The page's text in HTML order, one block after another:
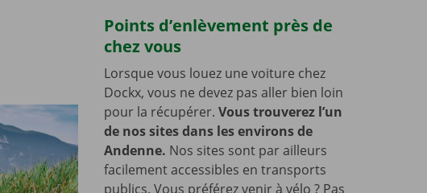
Points d’enlèvement près de
chez vous
Lorsque vous louez une voiture chez
Dockx, vous ne devez pas aller bien loin
pour la récupérer. Vous trouverez l’un
de nos sites dans les environs de
Andenne. Nos sites sont par ailleurs
facilement accessibles en transports
publics. Vous préférez venir à vélo ? Pas